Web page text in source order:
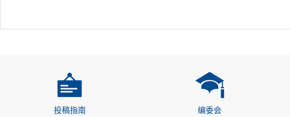
投稿指南 编委会